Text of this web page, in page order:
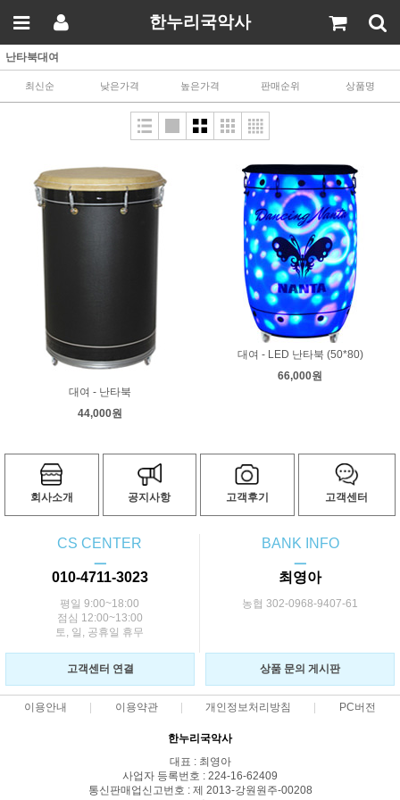
한누리국악사
난타북대여
최신순 낮은가격 높은가격 판매순위 상품명
대여 - 난타북
44,000원
대여 - LED 난타북 (50*80)
66,000원
회사소개 공지사항 고객후기 고객센터
CS CENTER
ㅡ
010-4711-3023
평일 9:00~18:00
점심 12:00~13:00
토, 일, 공휴일 휴무
BANK INFO
ㅡ
최영아
농협 302-0968-9407-61
고객센터 연결 상품 문의 게시판
이용안내 이용약관 개인정보처리방침 PC버전
한누리국악사
대표 : 최영아
사업자 등록번호 : 224-16-62409
통신판매업신고번호 : 제 2013-강원원주-00208